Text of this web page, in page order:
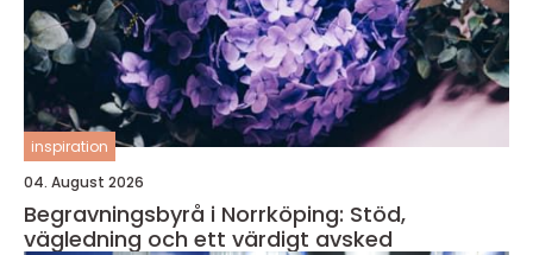
inspiration
04. August 2026
Begravningsbyrå i Norrköping: Stöd,
vägledning och ett värdigt avsked